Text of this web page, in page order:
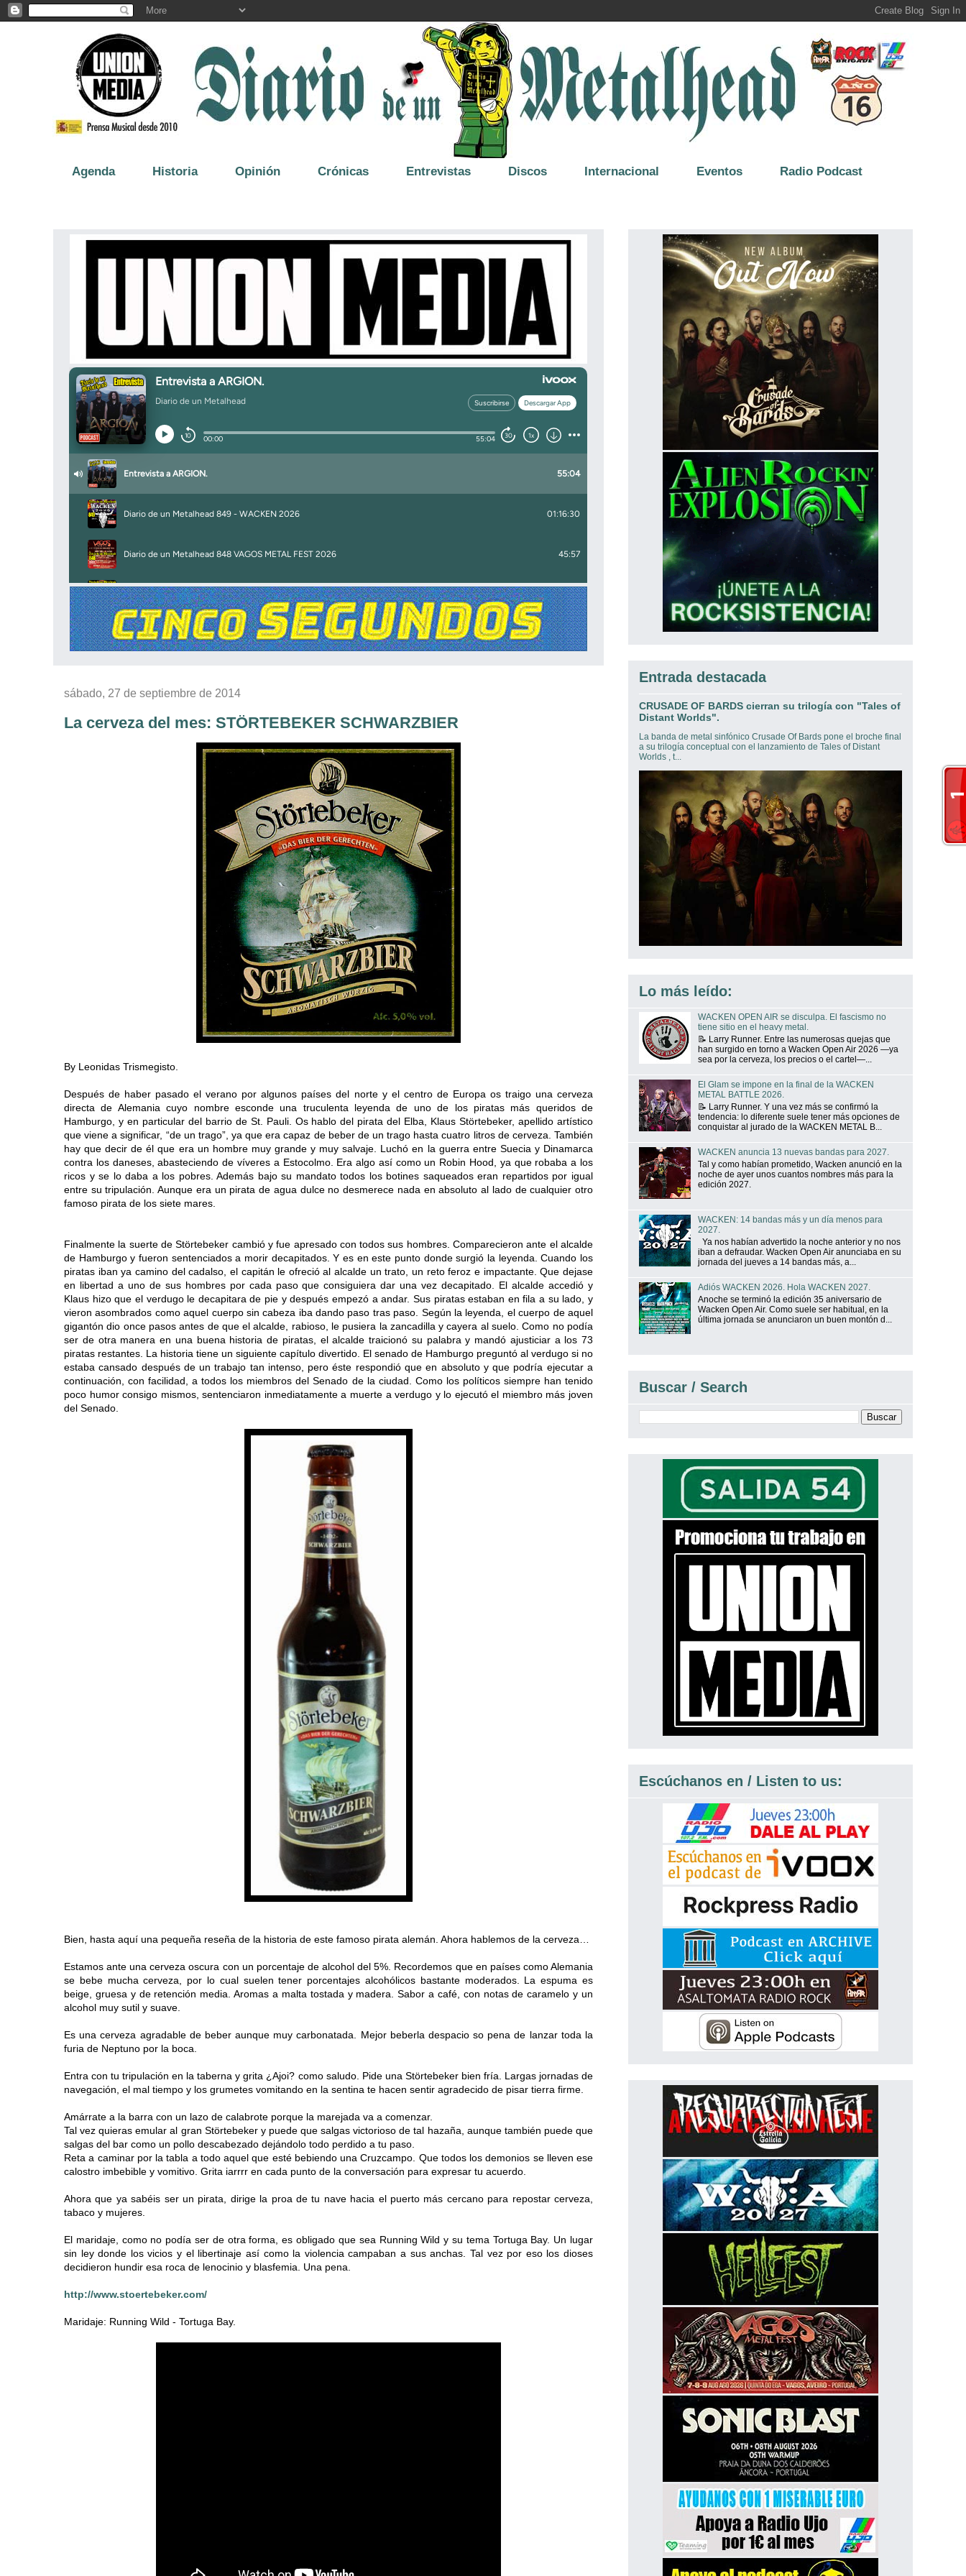
Agenda Historia Opinión Crónicas Entrevistas Discos Internacional Eventos Radio Podcast
sábado, 27 de septiembre de 2014
La cerveza del mes: STÖRTEBEKER SCHWARZBIER
By Leonidas Trismegisto.
Después de haber pasado el verano por algunos países del norte y el centro de Europa os traigo una cerveza
directa de Alemania cuyo nombre esconde una truculenta leyenda de uno de los piratas más queridos de
Hamburgo, y en particular del barrio de St. Pauli. Os hablo del pirata del Elba, Klaus Störtebeker, apellido artístico
que viene a significar, “de un trago”, ya que era capaz de beber de un trago hasta cuatro litros de cerveza. También
hay que decir de él que era un hombre muy grande y muy salvaje. Luchó en la guerra entre Suecia y Dinamarca
contra los daneses, abasteciendo de víveres a Estocolmo. Era algo así como un Robin Hood, ya que robaba a los
ricos y se lo daba a los pobres. Además bajo su mandato todos los botines saqueados eran repartidos por igual
entre su tripulación. Aunque era un pirata de agua dulce no desmerece nada en absoluto al lado de cualquier otro
famoso pirata de los siete mares.
Finalmente la suerte de Störtebeker cambió y fue apresado con todos sus hombres. Comparecieron ante el alcalde
de Hamburgo y fueron sentenciados a morir decapitados. Y es en este punto donde surgió la leyenda. Cuando los
piratas iban ya camino del cadalso, el capitán le ofreció al alcalde un trato, un reto feroz e impactante. Que dejase
en libertad a uno de sus hombres por cada paso que consiguiera dar una vez decapitado. El alcalde accedió y
Klaus hizo que el verdugo le decapitara de pie y después empezó a andar. Sus piratas estaban en fila a su lado, y
vieron asombrados como aquel cuerpo sin cabeza iba dando paso tras paso. Según la leyenda, el cuerpo de aquel
gigantón dio once pasos antes de que el alcalde, rabioso, le pusiera la zancadilla y cayera al suelo. Como no podía
ser de otra manera en una buena historia de piratas, el alcalde traicionó su palabra y mandó ajusticiar a los 73
piratas restantes. La historia tiene un siguiente capítulo divertido. El senado de Hamburgo preguntó al verdugo si no
estaba cansado después de un trabajo tan intenso, pero éste respondió que en absoluto y que podría ejecutar a
continuación, con facilidad, a todos los miembros del Senado de la ciudad. Como los políticos siempre han tenido
poco humor consigo mismos, sentenciaron inmediatamente a muerte a verdugo y lo ejecutó el miembro más joven
del Senado.
Bien, hasta aquí una pequeña reseña de la historia de este famoso pirata alemán. Ahora hablemos de la cerveza…
Estamos ante una cerveza oscura con un porcentaje de alcohol del 5%. Recordemos que en países como Alemania
se bebe mucha cerveza, por lo cual suelen tener porcentajes alcohólicos bastante moderados. La espuma es
beige, gruesa y de retención media. Aromas a malta tostada y madera. Sabor a café, con notas de caramelo y un
alcohol muy sutil y suave.
Es una cerveza agradable de beber aunque muy carbonatada. Mejor beberla despacio so pena de lanzar toda la
furia de Neptuno por la boca.
Entra con tu tripulación en la taberna y grita ¿Ajoi? como saludo. Pide una Störtebeker bien fría. Largas jornadas de
navegación, el mal tiempo y los grumetes vomitando en la sentina te hacen sentir agradecido de pisar tierra firme.
Amárrate a la barra con un lazo de calabrote porque la marejada va a comenzar.
Tal vez quieras emular al gran Störtebeker y puede que salgas victorioso de tal hazaña, aunque también puede que
salgas del bar como un pollo descabezado dejándolo todo perdido a tu paso.
Reta a caminar por la tabla a todo aquel que esté bebiendo una Cruzcampo. Que todos los demonios se lleven ese
calostro imbebible y vomitivo. Grita iarrrr en cada punto de la conversación para expresar tu acuerdo.
Ahora que ya sabéis ser un pirata, dirige la proa de tu nave hacia el puerto más cercano para repostar cerveza,
tabaco y mujeres.
El maridaje, como no podía ser de otra forma, es obligado que sea Running Wild y su tema Tortuga Bay. Un lugar
sin ley donde los vicios y el libertinaje así como la violencia campaban a sus anchas. Tal vez por eso los dioses
decidieron hundir esa roca de lenocinio y blasfemia. Una pena.
http://www.stoertebeker.com/
Maridaje: Running Wild - Tortuga Bay.
Entrada destacada
CRUSADE OF BARDS cierran su trilogía con "Tales of
Distant Worlds".
La banda de metal sinfónico Crusade Of Bards pone el broche final
a su trilogía conceptual con el lanzamiento de Tales of Distant
Worlds , t...
Lo más leído:
WACKEN OPEN AIR se disculpa. El fascismo no
tiene sitio en el heavy metal.
📝 Larry Runner. Entre las numerosas quejas que
han surgido en torno a Wacken Open Air 2026 —ya
sea por la cerveza, los precios o el cartel—...
El Glam se impone en la final de la WACKEN
METAL BATTLE 2026.
📝 Larry Runner. Y una vez más se confirmó la
tendencia: lo diferente suele tener más opciones de
conquistar al jurado de la WACKEN METAL B...
WACKEN anuncia 13 nuevas bandas para 2027.
Tal y como habían prometido, Wacken anunció en la
noche de ayer unos cuantos nombres más para la
edición 2027.
WACKEN: 14 bandas más y un día menos para
2027.
Ya nos habían advertido la noche anterior y no nos
iban a defraudar. Wacken Open Air anunciaba en su
jornada del jueves a 14 bandas más, a...
Adiós WACKEN 2026. Hola WACKEN 2027.
Anoche se terminó la edición 35 aniversario de
Wacken Open Air. Como suele ser habitual, en la
última jornada se anunciaron un buen montón d...
Buscar / Search
Escúchanos en / Listen to us: